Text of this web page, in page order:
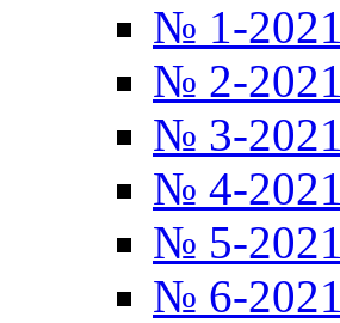
№ 1-2021
№ 2-2021
№ 3-2021
№ 4-2021
№ 5-2021
№ 6-2021